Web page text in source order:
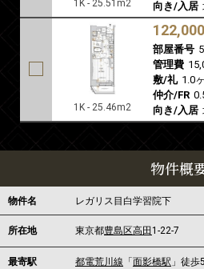
1K - 25.51m2
向き/入居
1K - 25.46m2
部屋番号
管理費
敷/礼 1.0
仲介/FR
向き/入居
物件概
物件名 レガリス目白学習院下
所在地 東京都豊島区高田 1-22-7
最寄駅 都電荒川線 「 面影橋駅 」徒歩